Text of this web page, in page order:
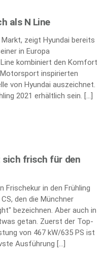
als N Line
zeigt Hyundai bereits
in Europa
kombiniert den Komfort
inspirierten
von Hyundai auszeichnet.
2021 erhältlich sein. […]
sich frisch für den
in den Frühling
den die Münchner
bezeichnen. Aber auch in
getan. Zuerst der Top-
von 467 kW/635 PS ist
Ausführung […]